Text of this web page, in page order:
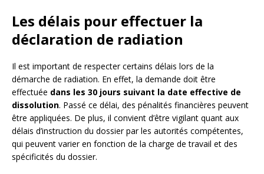
Les délais pour effectuer la
déclaration de radiation
Il est important de respecter certains délais lors de la
démarche de radiation. En effet, la demande doit être
effectuée dans les 30 jours suivant la date effective de
dissolution. Passé ce délai, des pénalités financières peuvent
être appliquées. De plus, il convient d’être vigilant quant aux
délais d’instruction du dossier par les autorités compétentes,
qui peuvent varier en fonction de la charge de travail et des
spécificités du dossier.